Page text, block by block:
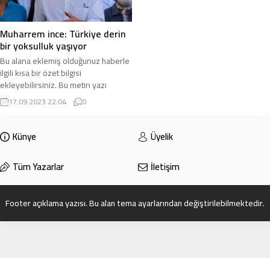
Muharrem ince: Türkiye derin
bir yoksulluk yaşıyor
Bu alana eklemiş olduğunuz haberle
ilgili kısa bir özet bilgisi
ekleyebilirsiniz. Bu metin yazı
düzenleme sayfasında “Özet”
bölümünden eklenebilir. Özet
olarak bu şekilde gösterilir,
eklenmemişse bu alan boş kalır.
17.09.2023 22:04 0
Künye
Üyelik
Tüm Yazarlar
İletişim
Footer açıklama yazısı. Bu alan tema ayarlarından değiştirilebilmektedir.